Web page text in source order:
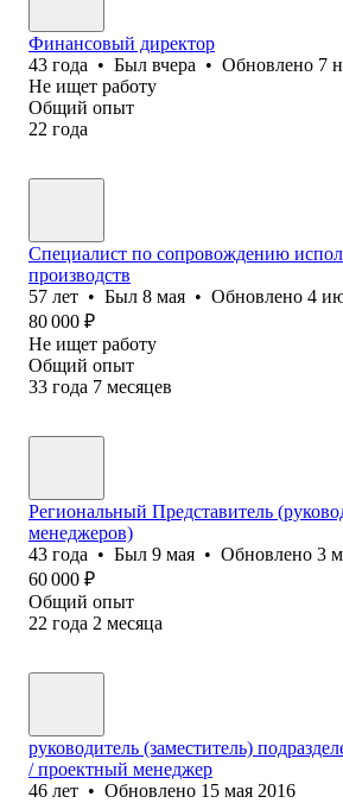
Финансовый директор
43 года • Был вчера • Обновлено 7
Не ищет работу
Общий опыт
22 года
Специалист по сопровождению
производств
57 лет • Был 8 мая • Обновлено 4
80 000 ₽
Не ищет работу
Общий опыт
33 года 7 месяцев
Региональный Представитель
менеджеров)
43 года • Был 9 мая • Обновлено 3
60 000 ₽
Общий опыт
22 года 2 месяца
руководитель (заместитель)
/ проектный менеджер
46 лет • Обновлено 15 мая 2016